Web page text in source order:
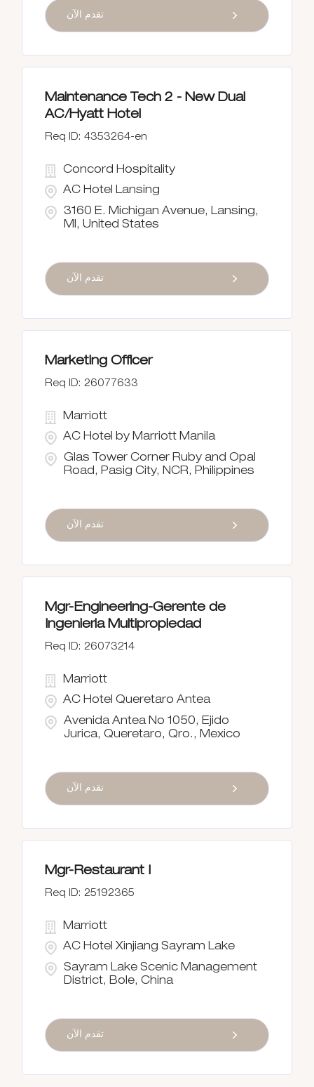
تقدم الآن
Maintenance Tech 2 - New Dual
AC/Hyatt Hotel
4353264-en
3160 E. Michigan Avenue, Lansing,
MI, United States
Concord Hospitality
AC Hotel Lansing
تقدم الآن
Marketing Officer
26077633
Glas Tower Corner Ruby and Opal
Road, Pasig City, NCR, Philippines
Marriott
AC Hotel by Marriott Manila
تقدم الآن
Mgr-Engineering-Gerente de
Ingenieria Multipropiedad
26073214
Avenida Antea No 1050, Ejido
Jurica, Queretaro, Qro., Mexico
Marriott
AC Hotel Queretaro Antea
تقدم الآن
Mgr-Restaurant I
25192365
Sayram Lake Scenic Management
District, Bole, China
Marriott
AC Hotel Xinjiang Sayram Lake
تقدم الآن